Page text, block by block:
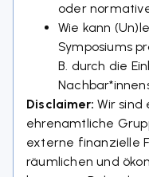
oder
Wie kann
Symposiums
B. durch die
Disclaimer: Wir sind
ehrenamtliche
externe finanzielle
räumlichen und